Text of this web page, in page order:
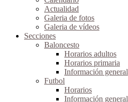
Actualidad
Galeria de fotos
Galeria de vídeos
Secciones
Baloncesto
Horarios adultos
Horarios primaria
Información general
Futbol
Horarios
Información general